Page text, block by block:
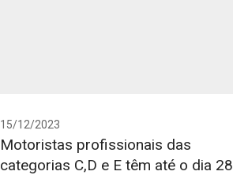
15/12/2023
Motoristas profissionais das
categorias C,D e E têm até o dia 28